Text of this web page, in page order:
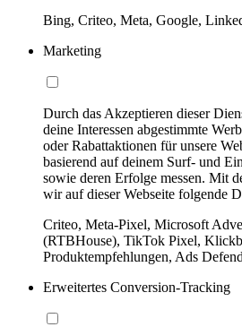
Bing, Criteo, Meta, Google,
Marketing
Durch das Akzeptieren dieser
deine Interessen abgestimmte
oder Rabattaktionen für unsere
basierend auf deinem Surf- und
sowie deren Erfolge messen. Mit
wir auf dieser Webseite folgende
Criteo, Meta-Pixel, Microsoft
(RTBHouse), TikTok Pixel,
Produktempfehlungen, Ads
Erweitertes Conversion-Tracking